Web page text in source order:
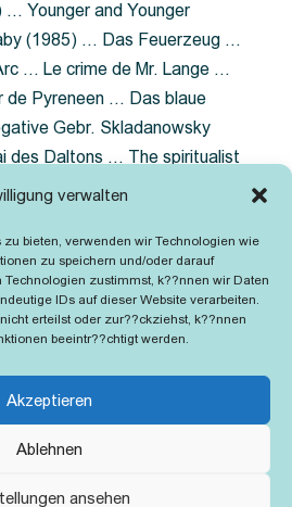
verwalten
bieten, verwenden wir Technologien wie
zu speichern und/oder darauf
zustimmst, k??nnen wir Daten
IDs auf dieser Website verarbeiten.
erteilst oder zur??ckziehst, k??nnen
beeintr??chtigt werden.
Akzeptieren
Ablehnen
ansehen
Younger and Younger
(1985) … Das Feuerzeug …
… Le crime de Mr. Lange …
de Pyreneen … Das blaue
Gebr. Skladanowsky
des Daltons … The spiritualist
im Fjord … The Song of the
… Grün ist die Heide …
verzaget nicht …